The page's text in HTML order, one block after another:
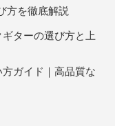
方を徹底解説
ターの選び方と上
方ガイド｜高品質な